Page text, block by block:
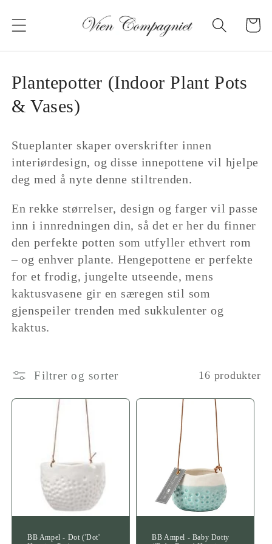
innholdet
K
o
l
e
k
s
j
o
n
e
:
Plantepotter (Indoor Plant Pots
& Vases)
Stueplanter skaper overskrifter innen
interiørdesign, og disse innepottene vil hjelpe
deg med å nyte denne stiltrenden.
En rekke størrelser, design og farger vil passe
inn i innredningen din, så det er her du finner
den perfekte potten som utfyller ethvert rom
– og enhver plante. Hengepottene er perfekte
for et frodig, jungelte utseende, mens
kaktusvasene gir en særegen stil som
gjenspeiler trenden med sukkulenter og
kaktus.
Filtrer og sorter 16 produkter
BB Ampel - Dot ('Dot'
BB Ampel - Baby Dotty